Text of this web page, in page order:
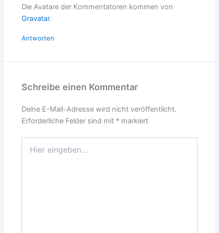
Die Avatare der Kommentatoren kommen von
Gravatar.
Antworten
Schreibe einen Kommentar
Deine E-Mail-Adresse wird nicht veröffentlicht.
Erforderliche Felder sind mit * markiert
eingeben…